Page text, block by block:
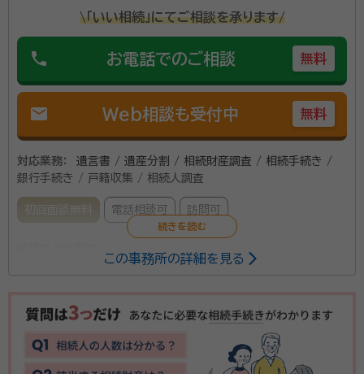
に対応しております。 終活に向けての「遺言書の作成」
「エンデイングノートの書き方」から「家族信託」「成年後
見契約」など、これから先のお手続きについても、多くの
お客様の書類の作成や後見人手続きなど、親身に対応
させていただき、好評をいただいております。 土地のお
困りごとによる、農地転用・都市計画の諸手続きから専
門家チームとの連携による、財産の有効活用のアドバイ
スも可能であり、大変好評をいただいております。 まち
の身近な法律家として、お仕事やお困りごとを独自のス
タイルでお客様に情報を伝えることを得意とするフット
要望に全力でお応えします。
行政書士、測量士
所属団体：
\「いい相続」にてご相談を承ります/
phone お電話でのご相談 無料
mail Web相談も受付中 無料
対応業務：
遺言書 / 遺産分割 / 相続財産調査 / 相続手続き /
銀行手続き / 戸籍収集 / 相続人調査
初回面談無料 電話相談可 訪問可
事務所口コミ（抜粋）：
account_circle 満足度 5.0
ご利用時期：2025/6
面談の感想
この事務所の詳細を見る